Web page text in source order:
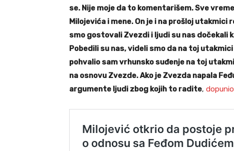
se. Nije moje da to komentarišem. Sve
Milojevića i mene. On je i na prošloj utakmici
smo gostovali Zvezdi i ljudi su nas dočekali
Pobedili su nas, videli smo da na toj
pohvalio sam vrhunsko suđenje na toj
na osnovu Zvezde. Ako je Zvezda napala
argumente ljudi zbog kojih to radite,